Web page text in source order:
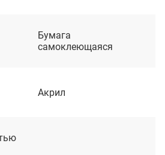
Бумага
самоклеющаяся
Акрил